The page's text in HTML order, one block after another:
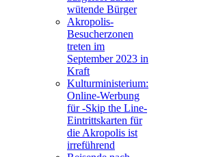
wütende Bürger
Akropolis-
Besucherzonen
treten im
September 2023 in
Kraft
Kulturministerium:
Online-Werbung
für -Skip the Line-
Eintrittskarten für
die Akropolis ist
irreführend